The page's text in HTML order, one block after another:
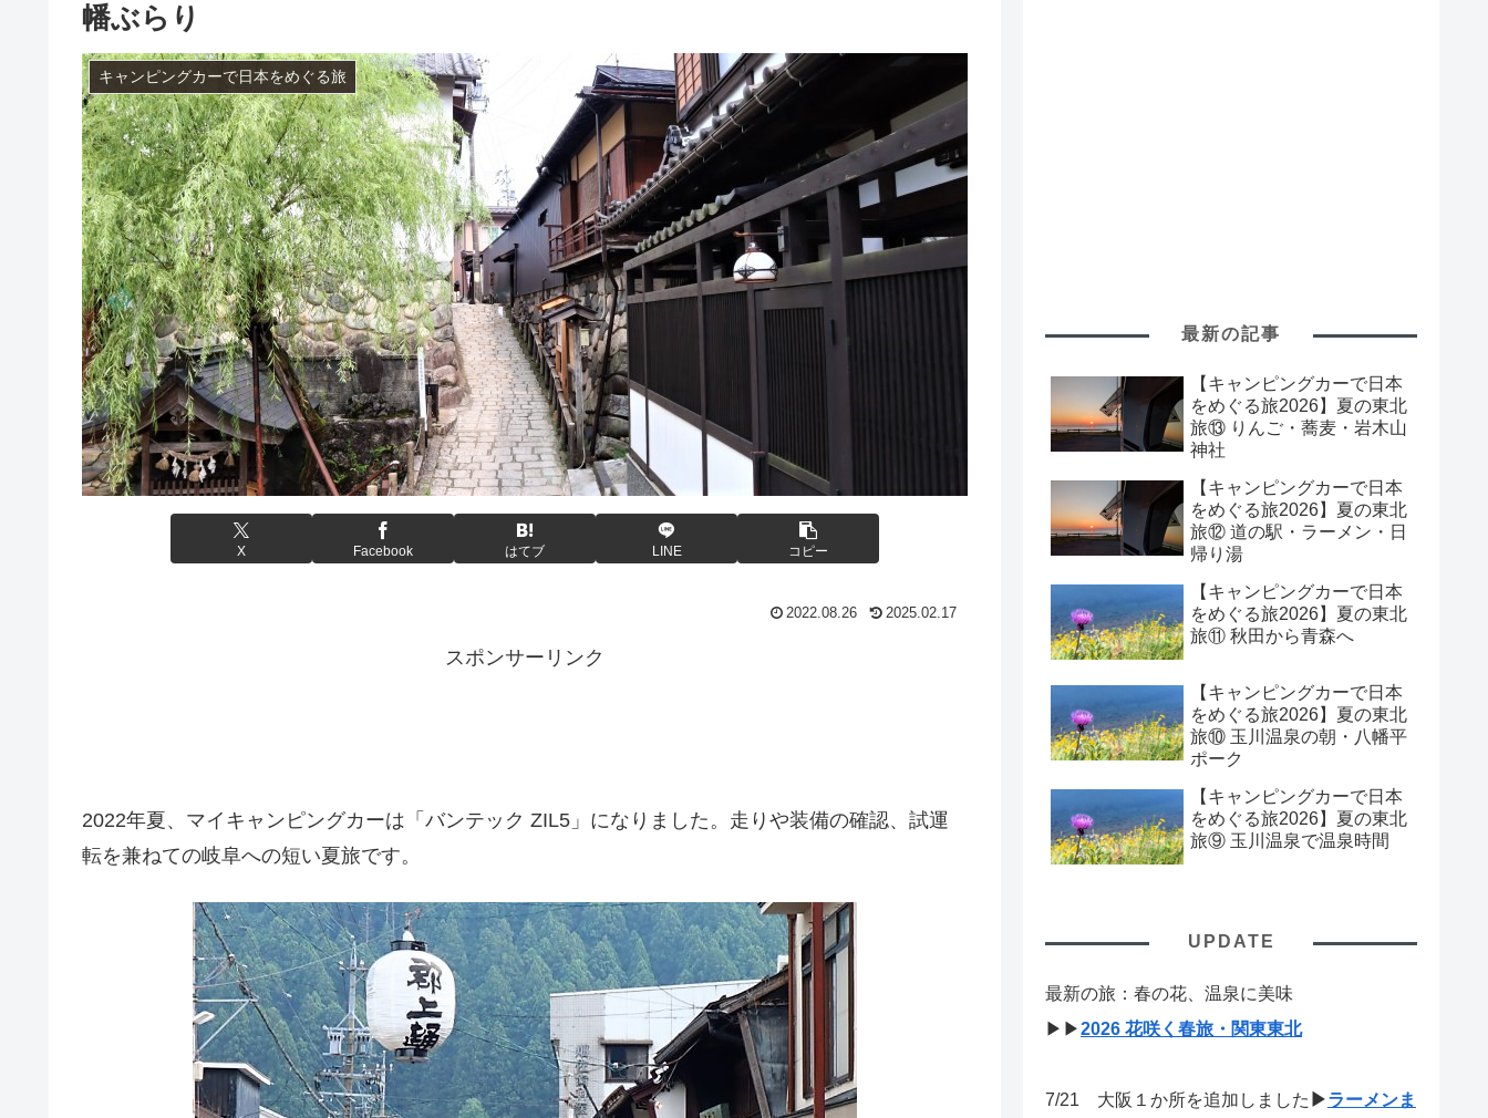
幡ぶらり
キャンピングカーで日本をめぐる旅
X Facebook はてブ LINE コピー
2022.08.26 2025.02.17
スポンサーリンク
2022年夏、マイキャンピングカーは「バンテック ZIL5」になりました。走りや装備の確認、試運
転を兼ねての岐阜への短い夏旅です。
最新の記事
【キャンピングカーで日本
をめぐる旅2026】夏の東北
旅⑬ りんご・蕎麦・岩木山
神社
【キャンピングカーで日本
をめぐる旅2026】夏の東北
旅⑫ 道の駅・ラーメン・日
帰り湯
【キャンピングカーで日本
をめぐる旅2026】夏の東北
旅⑪ 秋田から青森へ
【キャンピングカーで日本
をめぐる旅2026】夏の東北
旅⑩ 玉川温泉の朝・八幡平
ポーク
【キャンピングカーで日本
をめぐる旅2026】夏の東北
旅⑨ 玉川温泉で温泉時間
UPDATE
最新の旅：春の花、温泉に美味
▶▶2026 花咲く春旅・関東東北
7/21 大阪１か所を追加しました ▶ラーメンま